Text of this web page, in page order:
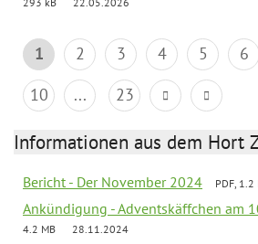
1 2 3 4 5 6
10
... 23
Informationen aus dem Hort
Bericht - Der November 2024 PDF, 1.2
Ankündigung - Adventskäffchen am
4.2 MB
28.11.2024